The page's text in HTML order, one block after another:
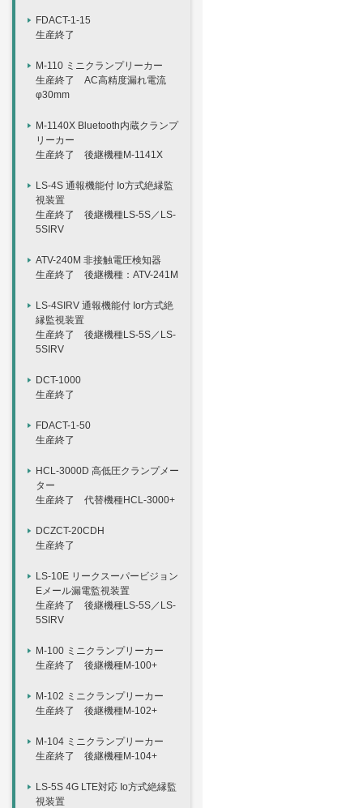
FDACT-1-15
生産終了
M-110 ミニクランプリーカー
生産終了 AC高精度漏れ電流
φ30mm
M-1140X Bluetooth内蔵クランプ
リーカー
生産終了 後継機種M-1141X
LS-4S 通報機能付 Io方式絶縁監
視装置
生産終了 後継機種LS-5S／LS-
5SIRV
ATV-240M 非接触電圧検知器
生産終了 後継機種：ATV-241M
LS-4SIRV 通報機能付 Ior方式絶
縁監視装置
生産終了 後継機種LS-5S／LS-
5SIRV
DCT-1000
生産終了
FDACT-1-50
生産終了
HCL-3000D 高低圧クランプメー
ター
生産終了 代替機種HCL-3000+
DCZCT-20CDH
生産終了
LS-10E リークスーパービジョン
Eメール漏電監視装置
生産終了 後継機種LS-5S／LS-
5SIRV
M-100 ミニクランプリーカー
生産終了 後継機種M-100+
M-102 ミニクランプリーカー
生産終了 後継機種M-102+
M-104 ミニクランプリーカー
生産終了 後継機種M-104+
LS-5S 4G LTE対応 Io方式絶縁監
視装置